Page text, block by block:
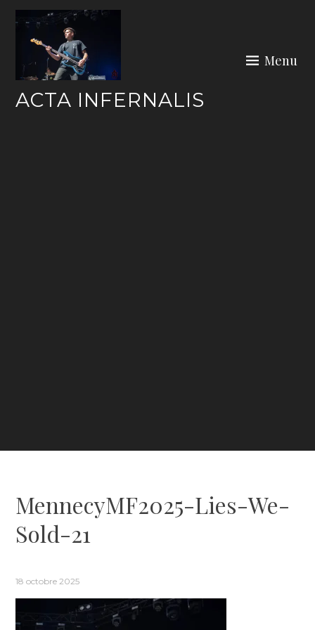
Skip
content
ACTA INFERNALIS
Menu
MennecyMF2025-Lies-We-
Sold-21
18 octobre 2025